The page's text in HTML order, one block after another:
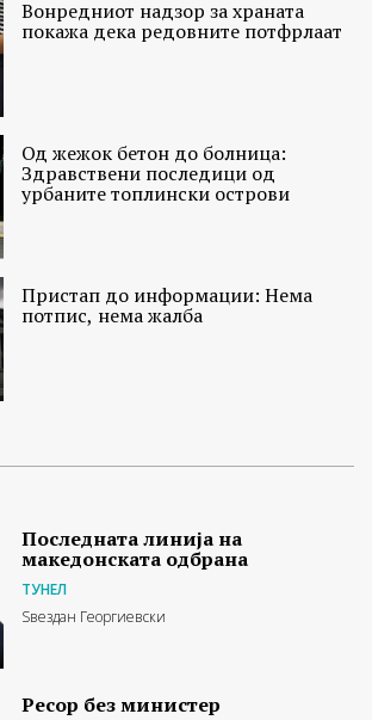
Вонредниот надзор за храната
покажа дека редовните потфрлаат
Од жежок бетон до болница:
Здравствени последици од
урбаните топлински острови
Пристап до информации: Нема
потпис, нема жалба
Последната линија на
македонската одбрана
ТУНЕЛ
Ѕвездан Георгиевски
Ресор без министер